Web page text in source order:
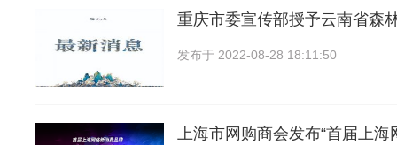
重庆市委宣传部授予云南省森
发布于 2022-08-28 18:11:50
上海市网购商会发布“首届上海